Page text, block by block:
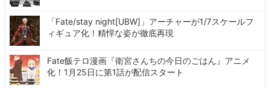
「Fate/stay night[UBW]」アーチャーが1/7スケールフ
ィギュア化！精悍な姿が徹底再現
Fate飯テロ漫画『衛宮さんちの今日のごはん』アニメ
化！1月25日に第1話が配信スタート